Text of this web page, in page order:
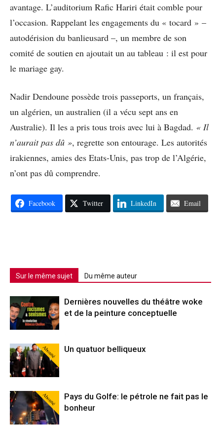
avantage. L’auditorium Rafic Hariri était comble pour
l’occasion. Rappelant les engagements du « tocard » –
autodérision du banlieusard –, un membre de son
comité de soutien en ajoutait un au tableau : il est pour
le mariage gay.
Nadir Dendoune possède trois passeports, un français,
un algérien, un australien (il a vécu sept ans en
Australie). Il les a pris tous trois avec lui à Bagdad. « Il
n’aurait pas dû », regrette son entourage. Les autorités
irakiennes, amies des Etats-Unis, pas trop de l’Algérie,
n’ont pas dû comprendre.
Facebook Twitter LinkedIn Email
Sur le même sujet Du même auteur
Dernières nouvelles du théâtre woke
et de la peinture conceptuelle
Abonné Un quatuor belliqueux
Abonné
Pays du Golfe: le pétrole ne fait pas le
bonheur